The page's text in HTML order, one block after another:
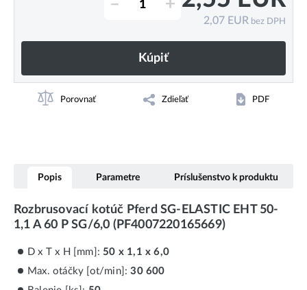
– +
2,07 EUR bez DPH
Kúpiť
Porovnať Zdieľať PDF
Popis Parametre Príslušenstvo k produktu
Rozbrusovací kotúč Pferd SG-ELASTIC EHT 50-
1,1 A 60 P SG/6,0 (PF4007220165669)
D x T x H [mm]:50 x 1,1 x 6,0
Max. otáčky [ot/min]:30 600